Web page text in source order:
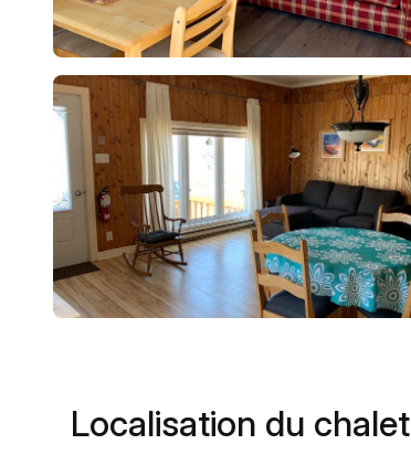
Localisation du chalet